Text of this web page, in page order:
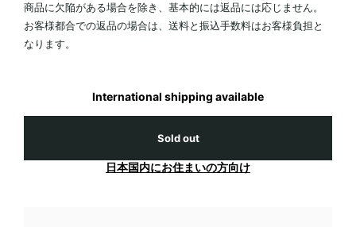
商品に欠陥がある場合を除き、基本的には返品には応じません。
お客様都合での返品の場合は、送料と振込手数料はお客様負担と
なります。
International shipping available
Sold out
日本国内にお住まいの方向け